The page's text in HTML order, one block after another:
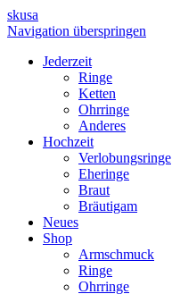
skusa
Navigation überspringen
Jederzeit
Ringe
Ketten
Ohrringe
Anderes
Hochzeit
Verlobungsringe
Eheringe
Braut
Bräutigam
Neues
Shop
Armschmuck
Ringe
Ohrringe